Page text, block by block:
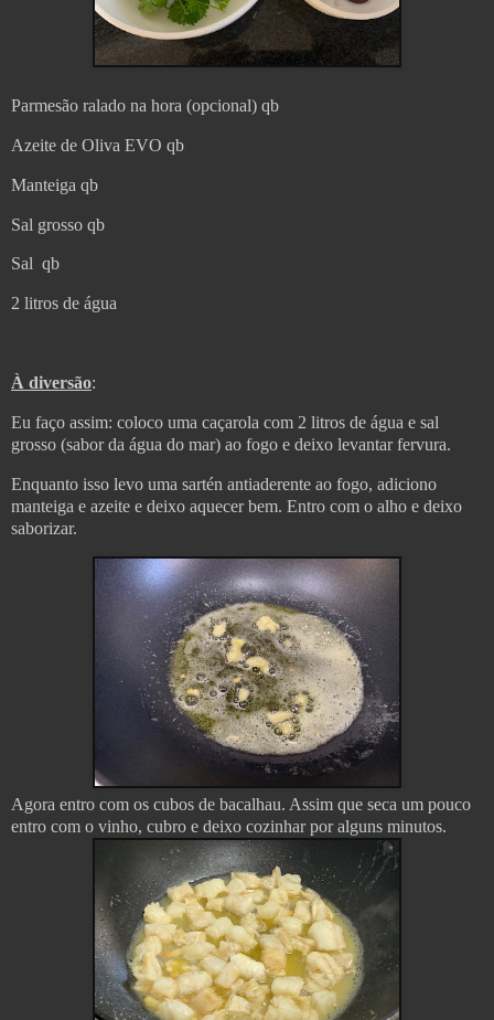
Parmesão ralado na hora (opcional) qb
Azeite de Oliva EVO qb
Manteiga qb
Sal grosso qb
Sal qb
2 litros de água
À diversão:
Eu faço assim: coloco uma caçarola com 2 litros de água e sal
grosso (sabor da água do mar) ao fogo e deixo levantar fervura.
Enquanto isso levo uma sartén antiaderente ao fogo, adiciono
manteiga e azeite e deixo aquecer bem. Entro com o alho e deixo
saborizar.
Agora entro com os cubos de bacalhau. Assim que seca um pouco
entro com o vinho, cubro e deixo cozinhar por alguns minutos.